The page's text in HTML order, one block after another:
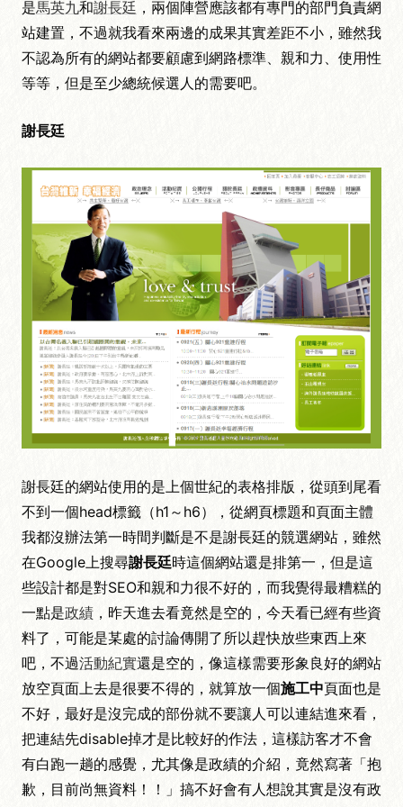
是馬英九和謝長廷 ，兩個陣營應該都有專門的部門負責網
站建置，不過就我看來兩邊的成果其實差距不小，雖然我
不認為所有的網站都要顧慮到網路標準、親和力、使用性
等等，但是至少總統候選人的需要吧。
謝長廷
謝長廷的網站使用的是上個世紀的表格排版，從頭到尾看
不到一個head標籤（h1～h6），從網頁標題和頁面主體
我都沒辦法第一時間判斷是不是謝長廷的競選網站，雖然
在Google上搜尋謝長廷時這個網站還是排第一，但是這
些設計都是對SEO和親和力很不好的，而我覺得最糟糕的
一點是政績 ，昨天進去看竟然是空的，今天看已經有些資
料了，可能是某處的討論傳開了所以趕快放些東西上來
吧，不過活動紀實還是空的，像這樣需要形象良好的網站
放空頁面上去是很要不得的，就算放一個施工中頁面也是
不好，最好是沒完成的部份就不要讓人可以連結進來看，
把連結先disable掉才是比較好的作法，這樣訪客才不會
有白跑一趟的感覺，尤其像是政績的介紹，竟然寫著「抱
歉，目前尚無資料！！」搞不好會有人想說其實是沒有政